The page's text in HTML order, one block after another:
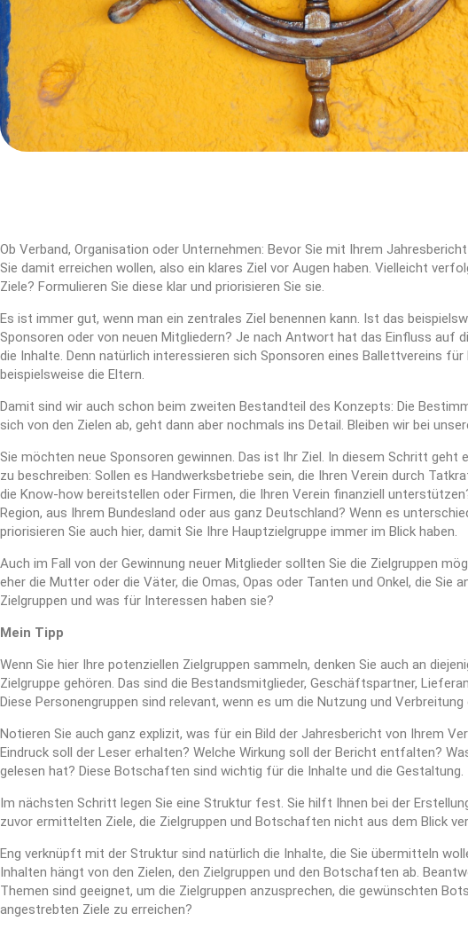
Ob Verband, Organisation oder Unternehmen: Bevor Sie mit Ihrem
Sie damit erreichen wollen, also ein klares Ziel vor Augen haben. Vielleicht
Ziele? Formulieren Sie diese klar und priorisieren Sie sie.
Es ist immer gut, wenn man ein zentrales Ziel benennen kann. Ist das
Sponsoren oder von neuen Mitgliedern? Je nach Antwort hat das Einfluss auf
die Inhalte. Denn natürlich interessieren sich Sponsoren eines Ballettvereins
beispielsweise die Eltern.
Damit sind wir auch schon beim zweiten Bestandteil des Konzepts: Die
sich von den Zielen ab, geht dann aber nochmals ins Detail. Bleiben wir bei
Sie möchten neue Sponsoren gewinnen. Das ist Ihr Ziel. In diesem Schritt geht
zu beschreiben: Sollen es Handwerksbetriebe sein, die Ihren Verein durch
die Know-how bereitstellen oder Firmen, die Ihren Verein finanziell
Region, aus Ihrem Bundesland oder aus ganz Deutschland? Wenn es
priorisieren Sie auch hier, damit Sie Ihre Hauptzielgruppe immer im Blick haben.
Auch im Fall von der Gewinnung neuer Mitglieder sollten Sie die Zielgruppen
eher die Mutter oder die Väter, die Omas, Opas oder Tanten und Onkel, die Sie
Zielgruppen und was für Interessen haben sie?
Mein Tipp
Wenn Sie hier Ihre potenziellen Zielgruppen sammeln, denken Sie auch an
Zielgruppe gehören. Das sind die Bestandsmitglieder, Geschäftspartner,
Diese Personengruppen sind relevant, wenn es um die Nutzung und
Notieren Sie auch ganz explizit, was für ein Bild der Jahresbericht von Ihrem
Eindruck soll der Leser erhalten? Welche Wirkung soll der Bericht entfalten?
gelesen hat? Diese Botschaften sind wichtig für die Inhalte und die Gestaltung.
Im nächsten Schritt legen Sie eine Struktur fest. Sie hilft Ihnen bei der
zuvor ermittelten Ziele, die Zielgruppen und Botschaften nicht aus dem Blick
Eng verknüpft mit der Struktur sind natürlich die Inhalte, die Sie übermitteln
Inhalten hängt von den Zielen, den Zielgruppen und den Botschaften ab.
Themen sind geeignet, um die Zielgruppen anzusprechen, die gewünschten
angestrebten Ziele zu erreichen?